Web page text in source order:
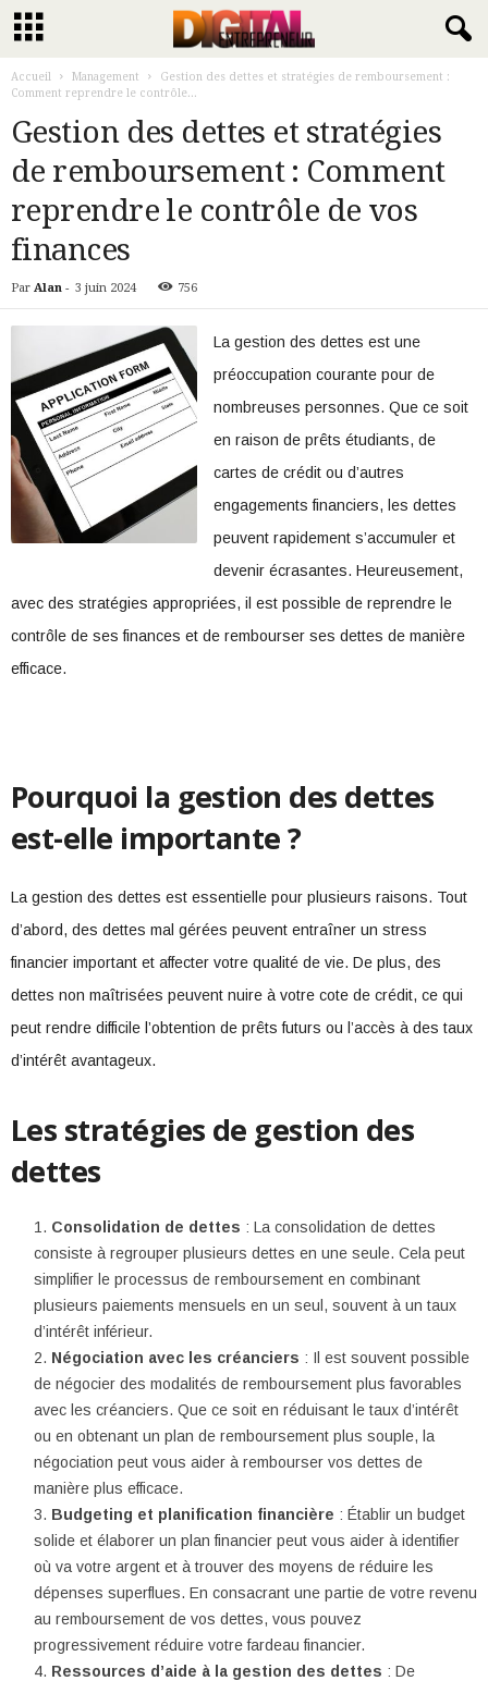
Accueil Management
Gestion des dettes et stratégies de remboursement :
Comment reprendre le contrôle...
Gestion des dettes et stratégies
de remboursement : Comment
reprendre le contrôle de vos
finances
Par Alan - 3 juin 2024 756
La gestion des dettes est une
préoccupation courante pour de
nombreuses personnes. Que ce soit
en raison de prêts étudiants, de
cartes de crédit ou d’autres
engagements financiers, les dettes
peuvent rapidement s’accumuler et
devenir écrasantes. Heureusement,
avec des stratégies appropriées, il est possible de reprendre le
contrôle de ses finances et de rembourser ses dettes de manière
efficace.
Pourquoi la gestion des dettes
est-elle importante ?
La gestion des dettes est essentielle pour plusieurs raisons. Tout
d’abord, des dettes mal gérées peuvent entraîner un stress
financier important et affecter votre qualité de vie. De plus, des
dettes non maîtrisées peuvent nuire à votre cote de crédit, ce qui
peut rendre difficile l’obtention de prêts futurs ou l’accès à des taux
d’intérêt avantageux.
Les stratégies de gestion des
dettes
Consolidation de dettes : La consolidation de dettes
consiste à regrouper plusieurs dettes en une seule. Cela peut
simplifier le processus de remboursement en combinant
plusieurs paiements mensuels en un seul, souvent à un taux
d’intérêt inférieur.
Négociation avec les créanciers : Il est souvent possible
de négocier des modalités de remboursement plus favorables
avec les créanciers. Que ce soit en réduisant le taux d’intérêt
ou en obtenant un plan de remboursement plus souple, la
négociation peut vous aider à rembourser vos dettes de
manière plus efficace.
Budgeting et planification financière : Établir un budget
solide et élaborer un plan financier peut vous aider à identifier
où va votre argent et à trouver des moyens de réduire les
dépenses superflues. En consacrant une partie de votre revenu
au remboursement de vos dettes, vous pouvez
progressivement réduire votre fardeau financier.
Ressources d’aide à la gestion des dettes : De